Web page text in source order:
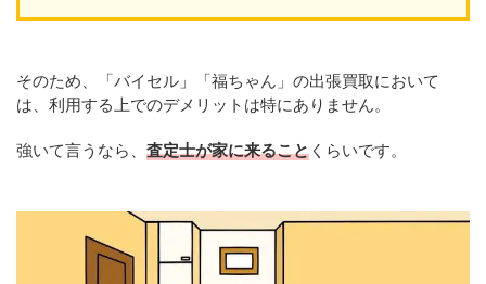
そのため、「バイセル」「福ちゃん」の出張買取において
は、利用する上でのデメリットは特にありません。
強いて言うなら、 査定士が家に来ること くらいです。